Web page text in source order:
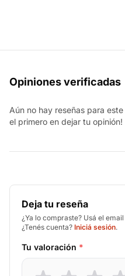
Opiniones verificadas
Aún no hay reseñas para
el primero en dejar tu opinión!
Deja tu reseña
¿Ya lo compraste? Usá el
¿Tenés cuenta? Iniciá sesión.
Tu valoración *